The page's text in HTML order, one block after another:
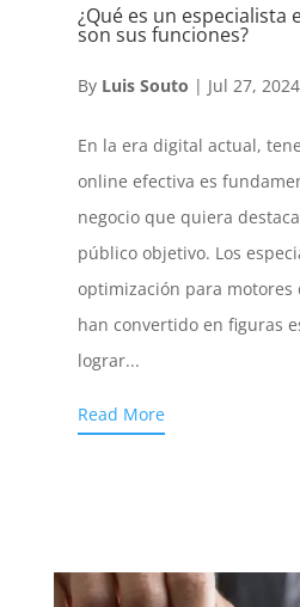
¿Qué es un especialista
son sus funciones?
By Luis Souto | Jul 27, 2024
En la era digital actual,
online efectiva es
negocio que quiera
público objetivo. Los
optimización para motores
han convertido en figuras
lograr...
Read More